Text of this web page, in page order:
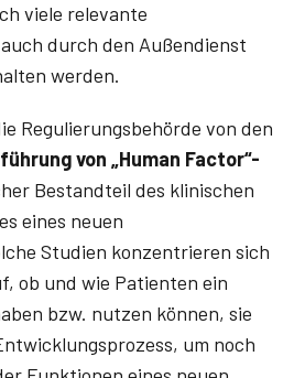
viele relevante
durch den Außendienst
werden.
Regulierungsbehörde von den
von „Human Factor“-
Bestandteil des klinischen
eines neuen
Studien konzentrieren sich
ob und wie Patienten ein
bzw. nutzen können, sie
um noch